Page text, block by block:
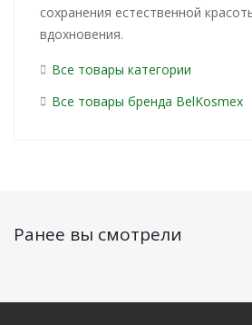
сохранения естественной
вдохновения.
Все товары категории
Все товары бренда BelKosmex
Ранее вы смотрели